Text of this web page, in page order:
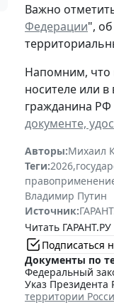
Важно
Федерации",
Напомним, что
носителе или
гражданина РФ
документе,
Авторы:Михаил
Теги:2026,
Владимир Путин
Источник:
Читать ГАРАНТ.РУ
Подписаться
Документы по
Федеральный
Указ Президента
территории